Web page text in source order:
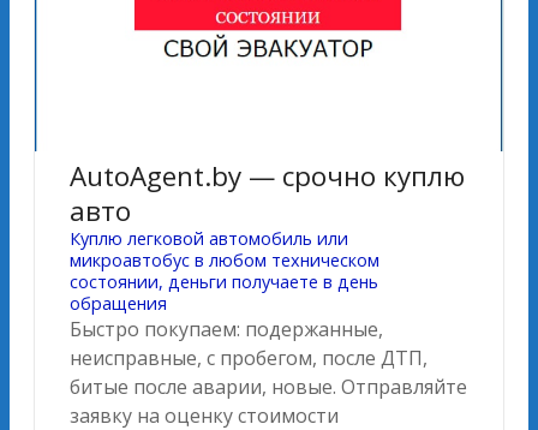
AutoAgent.by — срочно куплю
авто
Куплю легковой автомобиль или
микроавтобус в любом техническом
состоянии, деньги получаете в день
обращения
Быстро покупаем: подержанные,
неисправные, с пробегом, после ДТП,
битые после аварии, новые. Отправляйте
заявку на оценку стоимости